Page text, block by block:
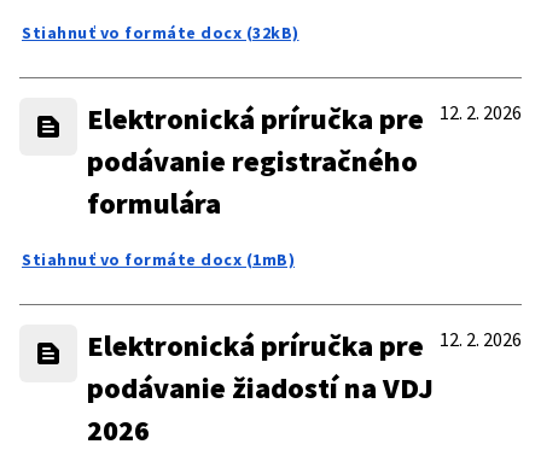
Stiahnuť vo formáte docx (32kB)
Elektronická príručka pre
podávanie registračného
formulára
12. 2. 2026
Stiahnuť vo formáte docx (1mB)
Elektronická príručka pre
podávanie žiadostí na VDJ
2026
12. 2. 2026